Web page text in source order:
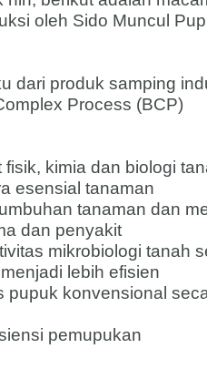
oleh Sido Muncul
dari produk samping
Process (BCP)
fisik, kimia dan biologi
esensial tanaman
tanaman dan
dan penyakit
mikrobiologi tanah
lebih efisien
pupuk konvensional
pemupukan